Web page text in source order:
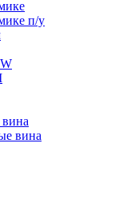
п/у
вина